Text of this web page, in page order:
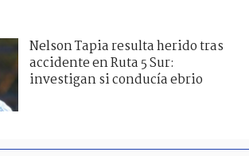
Nelson Tapia resulta herido tras
accidente en Ruta 5 Sur:
investigan si conducía ebrio